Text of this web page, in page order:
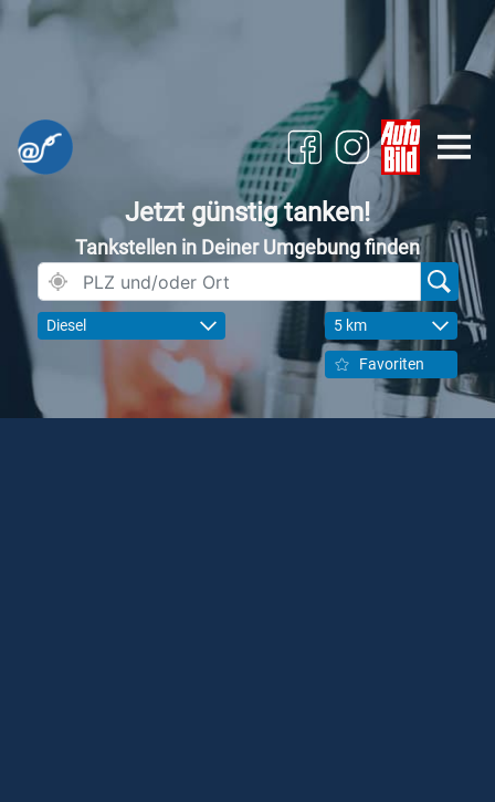
Jetzt günstig tanken!
Tankstellen in Deiner Umgebung finden
Diesel 5 km
Favoriten